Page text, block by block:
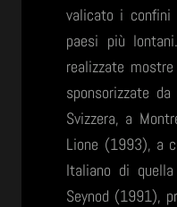
valicato i confini
paesi più
realizzate
sponsorizzate
Svizzera, a
Lione (1993), a
Italiano di
Seynod (1991),